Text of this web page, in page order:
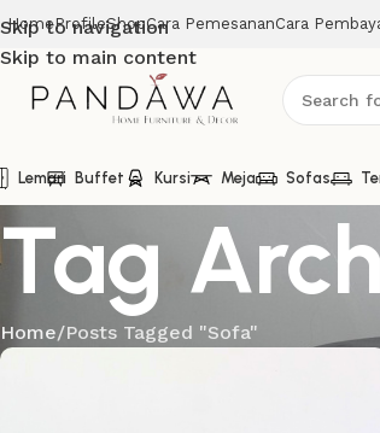
Skip to navigation
Skip to main content
HomeProfileShopCara PemesananCara
Lemari Buffet Kursi Meja Sofas
Tag
Home Posts Tagged "Sofa"